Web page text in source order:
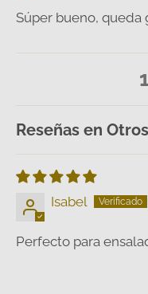
Súper bueno, queda
Reseñas en
Isabel
Perfecto para